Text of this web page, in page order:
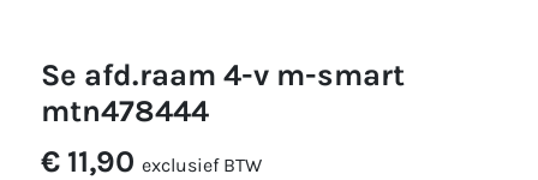
se afd.raam 4-v m-smart
mtn478444
€ 11,90 exclusief BTW